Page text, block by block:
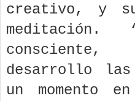
creativo, y
desarrollo
un momento